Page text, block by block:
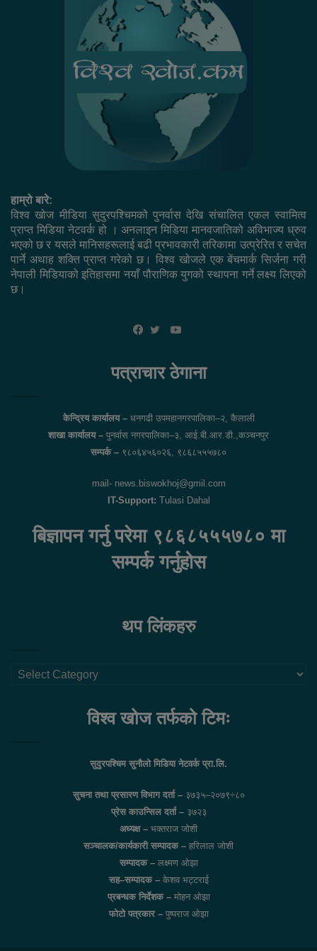
हाम्रो बारे:
विश्व खोज मीडिया सुदुरपश्चिमको पुनर्वास देखि संचालित एकल स्वामित्व
प्राप्त मिडिया नेटवर्क हो । अनलाइन मिडिया मानवजातिको अविभाज्य ध्रुव
भएको छ र यसले मानिसहरूलाई बढी प्रभावकारी तरिकामा उत्प्रेरित र सचेत
पार्ने अथाह शक्ति प्राप्त गरेको छ। विश्व खोजले एक बेंचमार्क सिर्जना गरी
नेपाली मिडियाको इतिहासमा नयाँ पौराणिक युगको स्थापना गर्ने लक्ष्य लिएको
छ।
YouTube
पत्राचार ठेगाना
केन्द्रिय कार्यालय –धनगढी उपमहानगरपालिका–२, कैलाली
शाखा कार्यालय – पुनर्वास नगरपालिका–३, आई.बी.आर.डी.,कञ्चनपुर
सम्पर्क – ९८०६४५६०२६, ९८६८५५५७८०
mail- news.biswokhoj@gmil.com
IT-Support: Tulasi Dahal
बिज्ञापन गर्नु परेमा ९८६८५५५७८० मा
सम्पर्क गर्नुहोस
थप लिंकहरु
थप
विश्व खोज तर्फको टिमः
सुदुरपश्चिम सुनौलो मिडिया नेटवर्क प्रा.लि.
सुचना तथा प्रसारण विभाग दर्ता – ३७३५–२०७९÷८०
प्रेस काउन्सिल दर्ता – ३७२३
अध्यक्ष – भक्तराज जोशी
सञ्चालक/कार्यकारी सम्पादक – हरिलाल जोशी
सम्पादक –लक्ष्मण ओझा
सह–सम्पादक –केशव भट्टराई
प्रबन्धक निर्देशक –मोहन ओझा
फोटो पत्रकार –पुष्पराज ओझा